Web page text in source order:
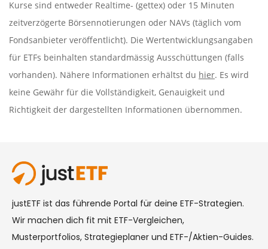
Kurse sind entweder Realtime- (gettex) oder 15 Minuten
zeitverzögerte Börsennotierungen oder NAVs (täglich vom
Fondsanbieter veröffentlicht). Die Wertentwicklungsangaben
für ETFs beinhalten standardmässig Ausschüttungen (falls
vorhanden). Nähere Informationen erhältst du hier. Es wird
keine Gewähr für die Vollständigkeit, Genauigkeit und
Richtigkeit der dargestellten Informationen übernommen.